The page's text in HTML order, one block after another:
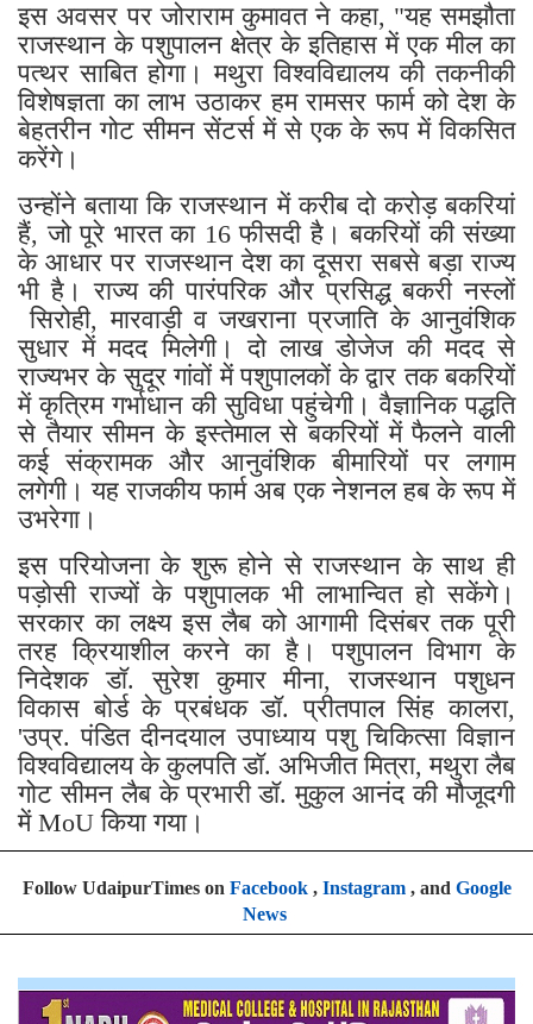
इस अवसर पर जोराराम कुमावत ने कहा, "यह समझौता
राजस्थान के पशुपालन क्षेत्र के इतिहास में एक मील का
पत्थर साबित होगा। मथुरा विश्वविद्यालय की तकनीकी
विशेषज्ञता का लाभ उठाकर हम रामसर फार्म को देश के
बेहतरीन गोट सीमन सेंटर्स में से एक के रूप में विकसित
करेंगे।
उन्होंने बताया कि राजस्थान में करीब दो करोड़ बकरियां
हैं, जो पूरे भारत का 16 फीसदी है। बकरियों की संख्या
के आधार पर राजस्थान देश का दूसरा सबसे बड़ा राज्य
भी है। राज्य की पारंपरिक और प्रसिद्ध बकरी नस्लों
सिरोही, मारवाड़ी व जखराना प्रजाति के आनुवंशिक
सुधार में मदद मिलेगी। दो लाख डोजेज की मदद से
राज्यभर के सुदूर गांवों में पशुपालकों के द्वार तक बकरियों
में कृत्रिम गर्भाधान की सुविधा पहुंचेगी। वैज्ञानिक पद्धति
से तैयार सीमन के इस्तेमाल से बकरियों में फैलने वाली
कई संक्रामक और आनुवंशिक बीमारियों पर लगाम
लगेगी। यह राजकीय फार्म अब एक नेशनल हब के रूप में
उभरेगा।
इस परियोजना के शुरू होने से राजस्थान के साथ ही
पड़ोसी राज्यों के पशुपालक भी लाभान्वित हो सकेंगे।
सरकार का लक्ष्य इस लैब को आगामी दिसंबर तक पूरी
तरह क्रियाशील करने का है। पशुपालन विभाग के
निदेशक डॉ. सुरेश कुमार मीना, राजस्थान पशुधन
विकास बोर्ड के प्रबंधक डॉ. प्रीतपाल सिंह कालरा,
'उप्र. पंडित दीनदयाल उपाध्याय पशु चिकित्सा विज्ञान
विश्वविद्यालय के कुलपति डॉ. अभिजीत मित्रा, मथुरा लैब
गोट सीमन लैब के प्रभारी डॉ. मुकुल आनंद की मौजूदगी
में MoU किया गया।
Follow UdaipurTimes on Facebook, Instagram, and Google
News